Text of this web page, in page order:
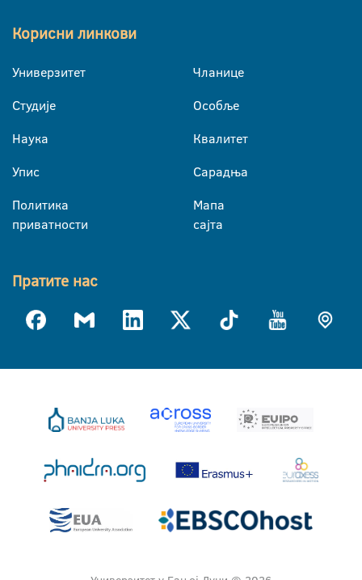
Корисни линкови
Универзитет
Студије
Наука
Упис
Политика
приватности
Чланице
Особље
Квалитет
Сарадња
Мапа
сајта
Пратите нас